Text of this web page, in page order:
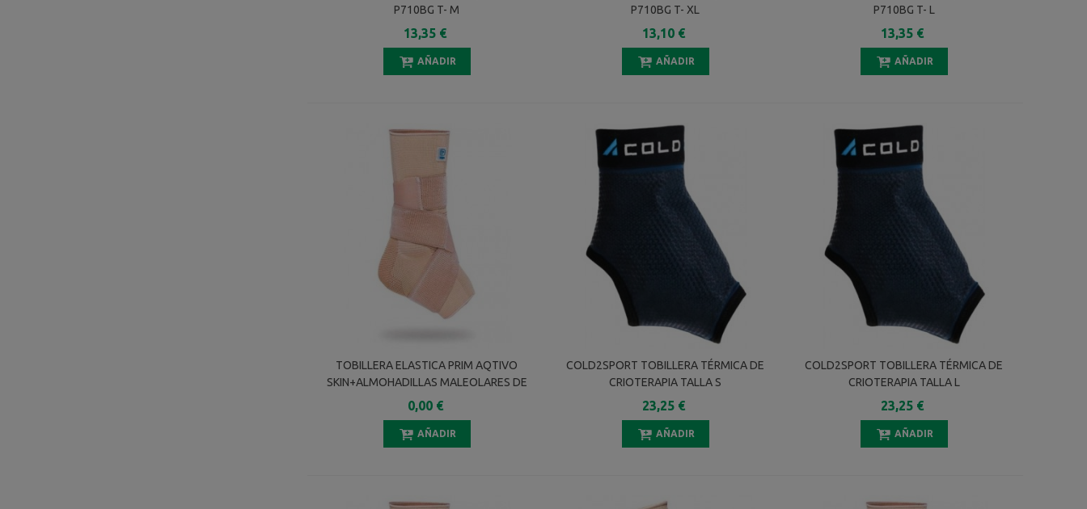
P710BG T- M
13,35 €
AÑADIR
P710BG T- XL
13,10 €
AÑADIR
P710BG T- L
13,35 €
AÑADIR
TOBILLERA ELASTICA PRIM AQTIVO
SKIN+ALMOHADILLAS MALEOLARES DE
SILICONA+VENDAJE EN 8 P706BG T-XL
0,00 €
AÑADIR
COLD2SPORT TOBILLERA TÉRMICA DE
CRIOTERAPIA TALLA S
23,25 €
AÑADIR
COLD2SPORT TOBILLERA TÉRMICA DE
CRIOTERAPIA TALLA L
23,25 €
AÑADIR